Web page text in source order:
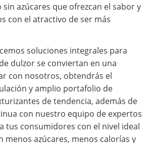
azúcares que ofrezcan el sabor y
con el atractivo de ser más
soluciones integrales para
dulzor se conviertan en una
con nosotros, obtendrás el
y amplio portafolio de
de tendencia, además de
con nuestro equipo de expertos
tus consumidores con el nivel ideal
menos azúcares, menos calorías y